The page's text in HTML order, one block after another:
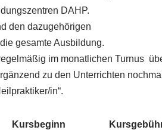
DAHP.
den dazugehörigen
gesamte Ausbildung.
im monatlichen Turnus
zu den Unterrichten
in“.
Kursbeginn